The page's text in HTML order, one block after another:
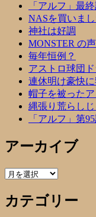
「アルフ」最
NASを買いま
神社は好調
MONSTER の
毎年恒例？
アストロ球団
連休明け豪快
帽子を被った
縄張り荒らし
「アルフ」第
アーカイブ
ア
カ
イ
カテゴリー